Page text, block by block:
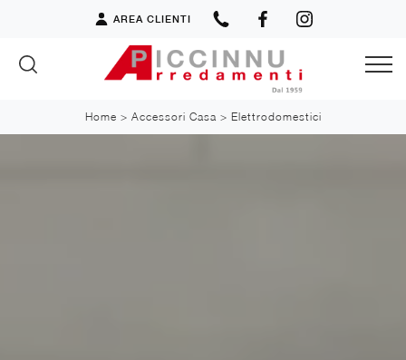
AREA CLIENTI
Home > Accessori Casa > Elettrodomestici